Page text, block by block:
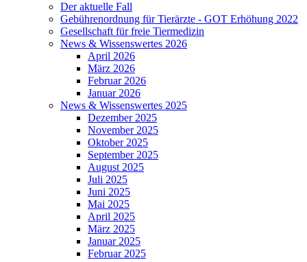
Der aktuelle Fall
Gebührenordnung für Tierärzte - GOT Erhöhung 2022
Gesellschaft für freie Tiermedizin
News & Wissenswertes 2026
April 2026
März 2026
Februar 2026
Januar 2026
News & Wissenswertes 2025
Dezember 2025
November 2025
Oktober 2025
September 2025
August 2025
Juli 2025
Juni 2025
Mai 2025
April 2025
März 2025
Januar 2025
Februar 2025